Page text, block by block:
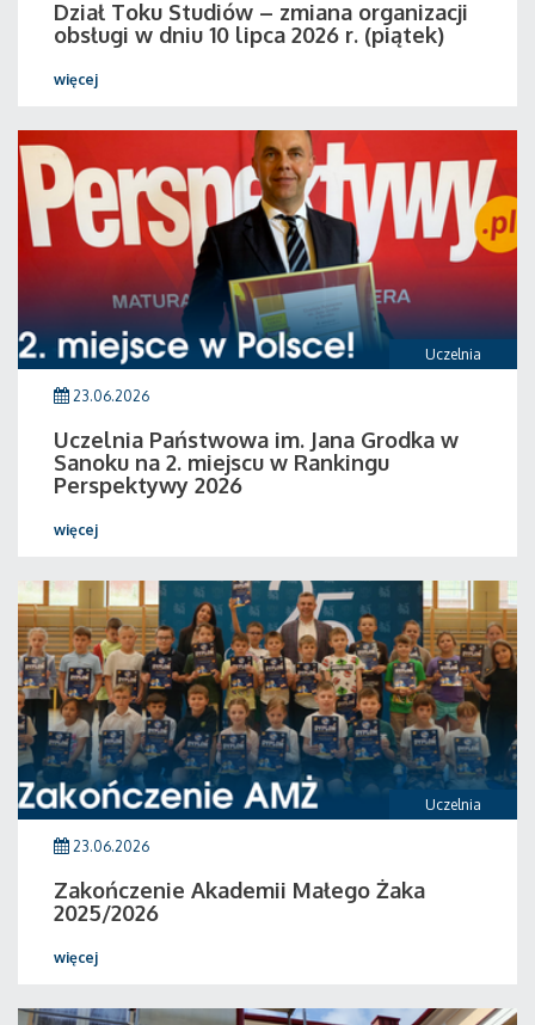
Dział Toku Studiów – zmiana organizacji
obsługi w dniu 10 lipca 2026 r. (piątek)
więcej
Uczelnia
23.06.2026
Uczelnia Państwowa im. Jana Grodka w
Sanoku na 2. miejscu w Rankingu
Perspektywy 2026
więcej
Uczelnia
23.06.2026
Zakończenie Akademii Małego Żaka
2025/2026
więcej